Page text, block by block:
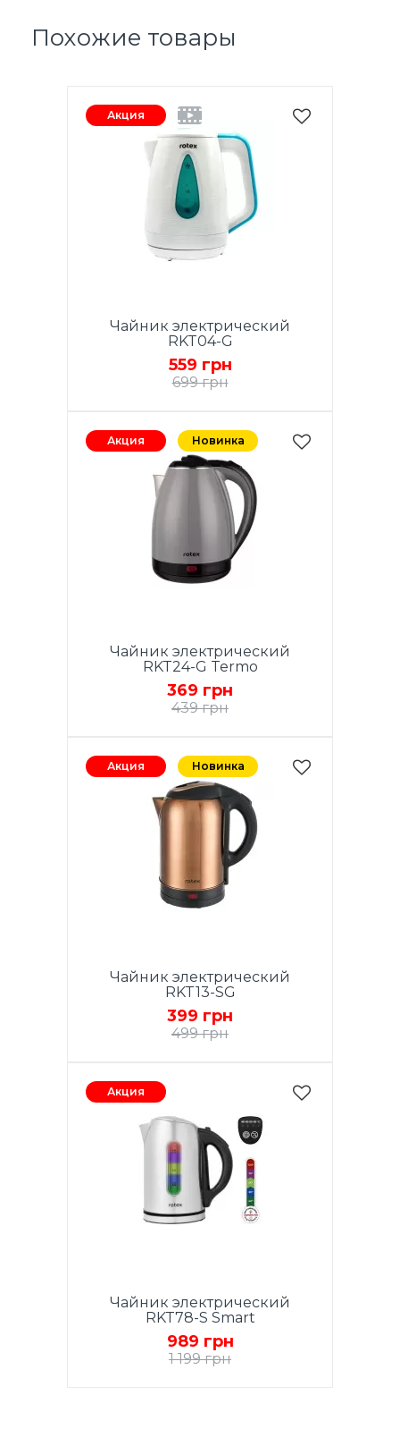
Похожие товары
Акция
Чайник электрический
RKT04-G
559 грн
699 грн
Акция Новинка
Чайник электрический
RKT24-G Termo
369 грн
439 грн
Акция Новинка
Чайник электрический
RKT13-SG
399 грн
499 грн
Акция
Чайник электрический
RKT78-S Smart
989 грн
1 199 грн